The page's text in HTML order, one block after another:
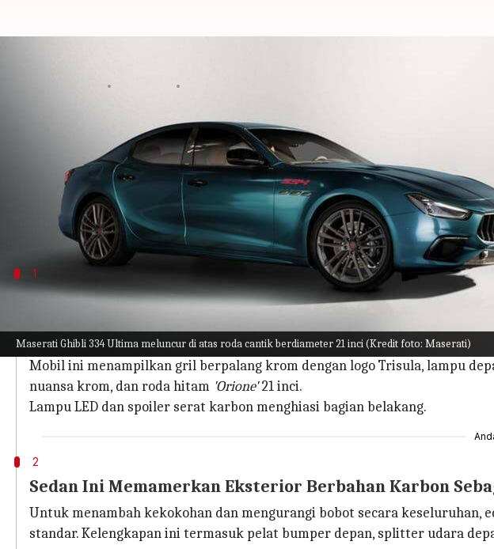
Maserati Ghibli 334 Ultima meluncur di atas roda cantik berdiameter 21 inci (Kredit foto: Maserati)
Fitur Unggulan Yang Membuat Maserati
Dengan fokusnya yang beralih ke solusi mobilitas ramah
terakhirnya dengan powertrain V8 3,8 liter yang kuat.
Produksi khusus sedan berperforma tinggi ini dibatasi hanya 103 unit
1
Mobil Ini Menyuguhkan Tampilan Warna "Scià di Persia"
Maserati Ghibli 334 Ultima memamerkan cat baru "Scia di Persia" (biru)
fender depan.
Mobil ini menampilkan gril berpalang krom dengan logo Trisula, lampu
nuansa krom, dan roda hitam 'Orione'21 inci.
Lampu LED dan spoiler serat karbon menghiasi bagian belakang.
2
Sedan Ini Memamerkan Eksterior Berbahan Karbon
Untuk menambah kekokohan dan mengurangi bobot secara
standar. Kelengkapan ini termasuk pelat bumper depan, splitter udara